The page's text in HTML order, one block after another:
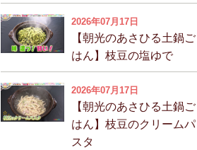
2026年07月17日
【朝光のあさひる土鍋ご
はん】枝豆の塩ゆで
2026年07月17日
【朝光のあさひる土鍋ご
はん】枝豆のクリームパ
スタ